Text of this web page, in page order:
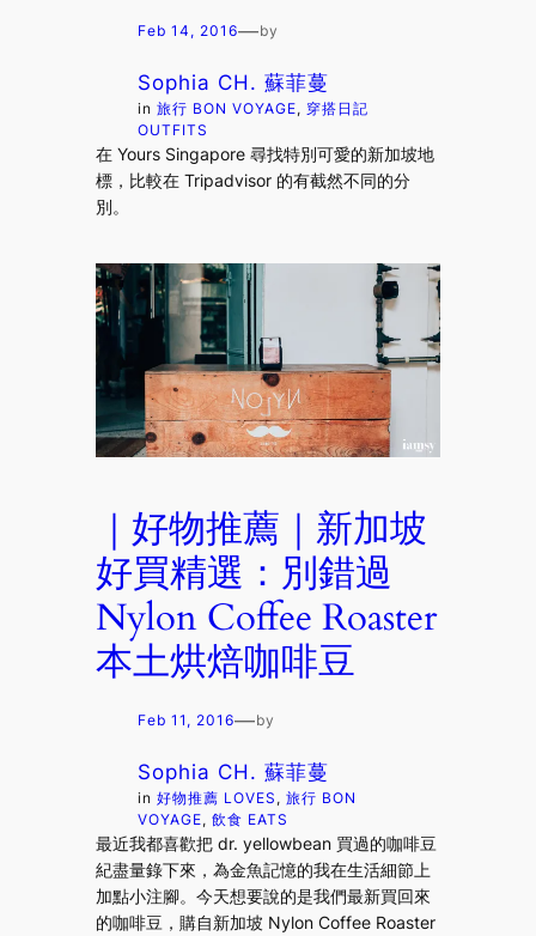
Feb 14, 2016—by
Sophia CH. 蘇菲蔓
in旅行 BON VOYAGE, 穿搭日記
OUTFITS
在 Yours Singapore 尋找特別可愛的新加坡地
標，比較在 Tripadvisor 的有截然不同的分
別。
｜好物推薦｜新加坡
好買精選：別錯過
Nylon Coffee Roaster
本土烘焙咖啡豆
Feb 11, 2016—by
Sophia CH. 蘇菲蔓
in好物推薦 LOVES , 旅行 BON
VOYAGE, 飲食 EATS
最近我都喜歡把 dr. yellowbean 買過的咖啡豆
紀盡量錄下來，為金魚記憶的我在生活細節上
加點小注腳。今天想要說的是我們最新買回來
的咖啡豆，購自新加坡 Nylon Coffee Roaster